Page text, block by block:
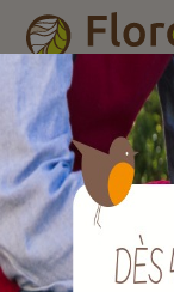
Accueil Nos
accessoires
/
28 mm par 50.